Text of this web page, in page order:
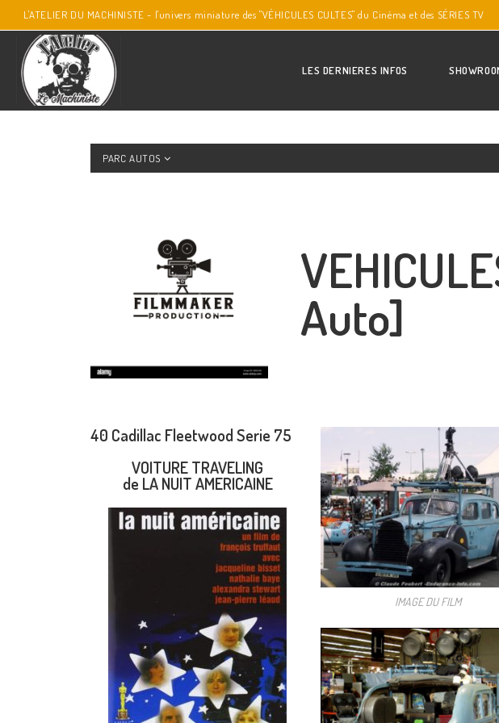
L'ATELIER DU MACHINISTE - l'univers miniature des "VÉHICULES CULTES" du Cinéma et des SÉRIES TV
LES DERNIERES INFOS
PARC AUTOS
Auto]
40 Cadillac Fleetwood Serie 75
VOITURE TRAVELING
de LA NUIT AMERICAINE
IMAGE DU FILM